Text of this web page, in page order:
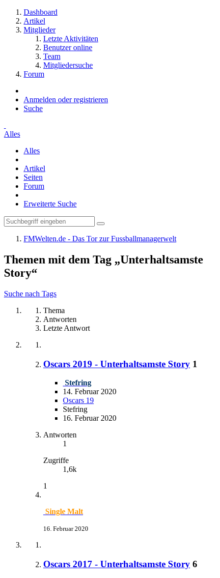
Dashboard
Artikel
Mitglieder
Letzte Aktivitäten
Benutzer online
Team
Mitgliedersuche
Forum
Anmelden oder registrieren
Suche
Alles
Alles
Artikel
Seiten
Forum
Erweiterte Suche
FMWelten.de - Das Tor zur Fussballmanagerwelt
Themen mit dem Tag „Unterhaltsamste
Story“
Suche nach Tags
Thema
Antworten
Letzte Antwort
Oscars 2019 - Unterhaltsamste Story 1
Stefring
14. Februar 2020
Oscars 19
Stefring
16. Februar 2020
Antworten
1
Zugriffe
1,6k
1
Single Malt
16. Februar 2020
Oscars 2017 - Unterhaltsamste Story 6